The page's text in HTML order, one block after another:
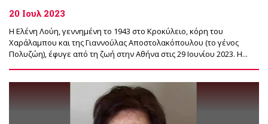
20 Ιουλ 2023
Η Ελένη Λούη, γεννημένη το 1943 στο Κροκύλειο, κόρη του
Χαράλαμπου και της Γιαννούλας Αποστολακόπουλου (το γένος
Πολυζώη), έφυγε από τη ζωή στην Αθήνα στις 29 Ιουνίου 2023. Η...